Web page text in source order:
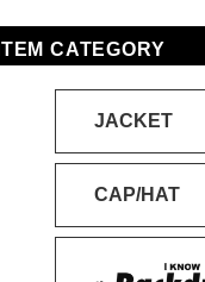
ITEM CATEGORY
JACKET
CAP/HAT